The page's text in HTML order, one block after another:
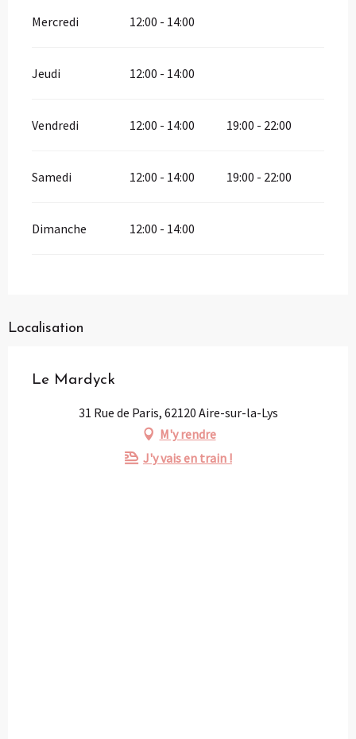
Mercredi 12:00 - 14:00
Jeudi 12:00 - 14:00
Vendredi 12:00 - 14:00 19:00 - 22:00
Samedi 12:00 - 14:00 19:00 - 22:00
Dimanche 12:00 - 14:00
Localisation
Le Mardyck
31 Rue de Paris, 62120 Aire-sur-la-Lys
M'y rendre
J'y vais en train !